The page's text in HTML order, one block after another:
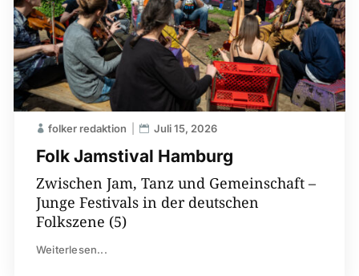
Folk Jamstival Hamburg
folker redaktion Juli 15, 2026
Zwischen Jam, Tanz und Gemeinschaft –
Junge Festivals in der deutschen
Folkszene (5)
Weiterlesen...